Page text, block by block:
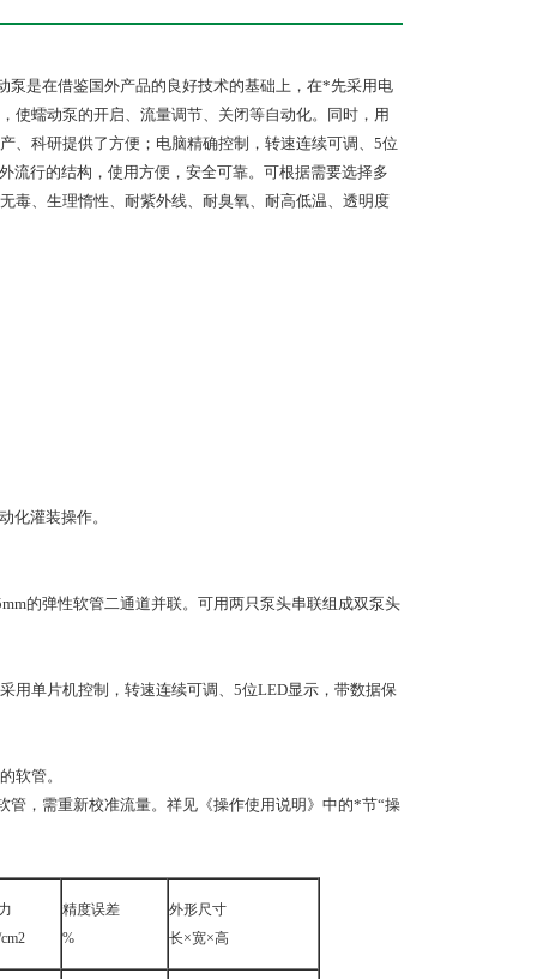
泵是在借鉴国外产品的良好技术的基础上，在*先采用电
使蠕动泵的开启、流量调节、关闭等自动化。同时，用
、科研提供了方便；电脑精确控制，转速连续可调、5位
流行的结构，使用方便，安全可靠。可根据需要选择多
毒、生理惰性、耐紫外线、耐臭氧、耐高低温、透明度
化灌装操作。
的弹性软管二通道并联。可用两只泵头串联组成双泵头
用单片机控制，转速连续可调、5位LED显示，带数据保
软管。
，需重新校准流量。祥见《操作使用说明》中的*节“操
精度误差
%
外形尺寸
长×宽×高